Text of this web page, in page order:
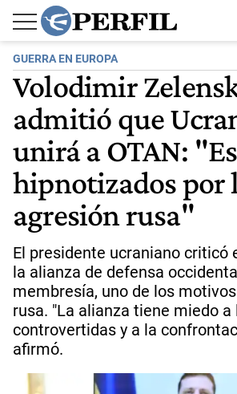
GUERRA EN EUROPA
Volodimir
admitió que
unirá a OTAN:
hipnotizados por
agresión rusa"
El presidente ucraniano criticó
la alianza de defensa
membresía, uno de los
rusa. "La alianza tiene miedo a
controvertidas y a la
afirmó.